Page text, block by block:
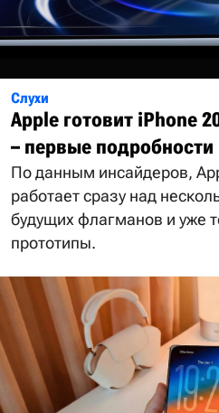
Слухи
Apple готовит iPhone
– первые подробности
По данным инсайдеров,
работает сразу над
будущих флагманов и уже
прототипы.